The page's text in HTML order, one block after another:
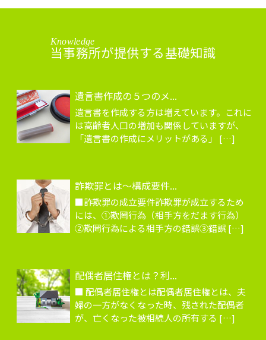
Knowledge
当事務所が提供する基礎知識
遺言書作成の５つのメ...
遺言書を作成する方は増えています。これに
は高齢者人口の増加も関係していますが、
「遺言書の作成にメリットがある」 […]
詐欺罪とは～構成要件...
■詐欺罪の成立要件詐欺罪が成立するため
には、①欺罔行為（相手方をだます行為）
②欺罔行為による相手方の錯誤③錯誤 […]
配偶者居住権とは？利...
■ 配偶者居住権とは配偶者居住権とは、夫
婦の一方がなくなった時、残された配偶者
が、亡くなった被相続人の所有する […]